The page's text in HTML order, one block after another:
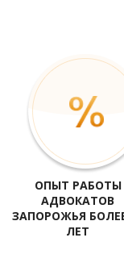
ОПЫТ РАБОТЫ
АДВОКАТОВ
ЗАПОРОЖЬЯ
ЛЕТ